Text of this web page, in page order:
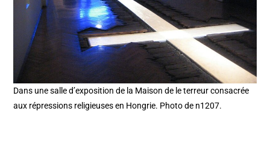
Dans une salle d’exposition de la Maison de le terreur consacrée
aux répressions religieuses en Hongrie. Photo de n1207.